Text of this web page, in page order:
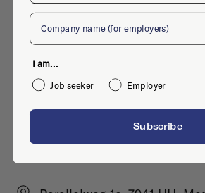
Company
I am...
Job seeker
Employer
Subscribe